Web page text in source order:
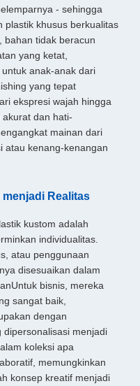
- sehingga
plastik khusus berkualitas
bahan tidak beracun
yang ketat,
anak-anak dari
yang tepat
ekspresi wajah hingga
dan hati-
mainan dari
atau kenang-kenangan
Realitas
kustom adalah
individualitas.
atau penggunaan
disesuaikan dalam
bisnis, mereka
sangat baik,
dengan
dipersonalisasi menjadi
koleksi apa
memungkinkan
konsep kreatif menjadi